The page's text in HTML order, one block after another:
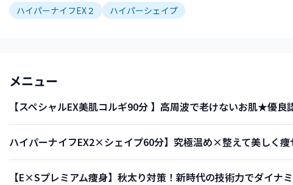
ハイパーナイフEX２ ハイパーシェイプ
メニュー
【スペシャルEX美肌コルギ90分 】高周波で老けないお肌★優良
ハイパーナイフEX2×シェイプ60分】究極温め×整えて美しく
【E×Sプレミアム痩身】秋太り対策！新時代の技術力でダイナ